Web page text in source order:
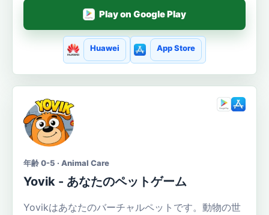
Play on Google Play
Huawei App Store
年齢 0-5 · Animal Care
Yovik - あなたのペットゲーム
Yovikはあなたのバーチャルペットです。動物の世